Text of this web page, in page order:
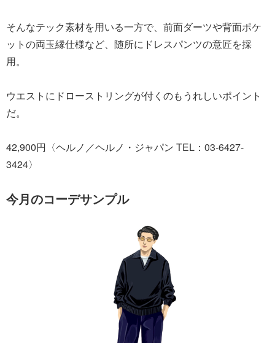
そんなテック素材を用いる一方で、前面ダーツや背面ポケ
ットの両玉縁仕様など、随所にドレスパンツの意匠を採
用。
ウエストにドローストリングが付くのもうれしいポイント
だ。
42,900円〈ヘルノ／ヘルノ・ジャパン TEL：03-6427-
3424〉
今月のコーデサンプル